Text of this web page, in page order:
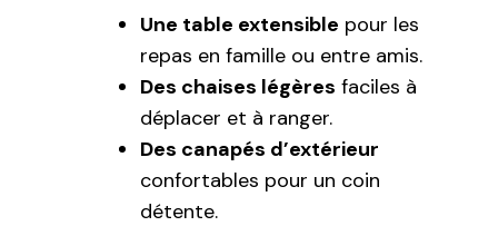
Une table extensible pour les
repas en famille ou entre amis.
Des chaises légères faciles à
déplacer et à ranger.
Des canapés d’extérieur
confortables pour un coin
détente.